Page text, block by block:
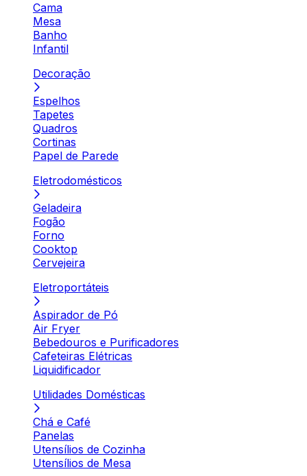
Cama
Mesa
Banho
Infantil
Decoração
Espelhos
Tapetes
Quadros
Cortinas
Papel de Parede
Eletrodomésticos
Geladeira
Fogão
Forno
Cooktop
Cervejeira
Eletroportáteis
Aspirador de Pó
Air Fryer
Bebedouros e Purificadores
Cafeteiras Elétricas
Liquidificador
Utilidades Domésticas
Chá e Café
Panelas
Utensílios de Cozinha
Utensílios de Mesa